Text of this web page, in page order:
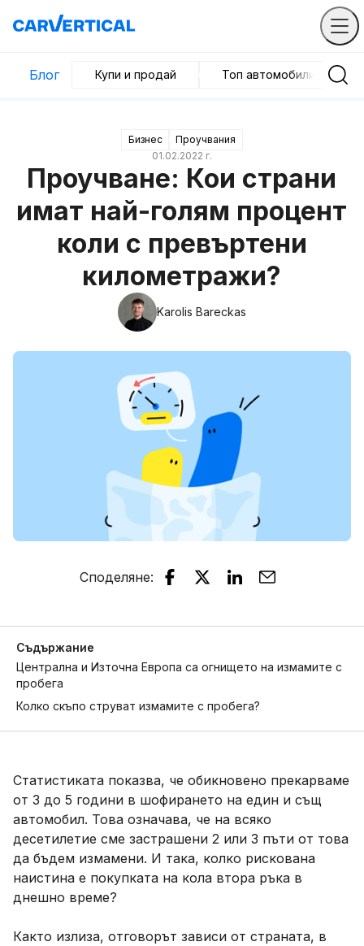
Блог Купи и продай Топ автомобили
Бизнес
Проучвания
01.02.2022 г.
Проучване: Кои страни
имат най-голям процент
коли с превъртени
километражи?
Karolis Bareckas
Споделяне:
Съдържание
Централна и Източна Европа са огнището на измамите с
пробега
Колко скъпо струват измамите с пробега?
Статистиката показва, че обикновено прекарваме
от 3 до 5 години в шофирането на един и същ
автомобил. Това означава, че на всяко
десетилетие сме застрашени 2 или 3 пъти от това
да бъдем измамени. И така, колко рискована
наистина е покупката на кола втора ръка в
днешно време?
Както излиза, отговорът зависи от страната, в